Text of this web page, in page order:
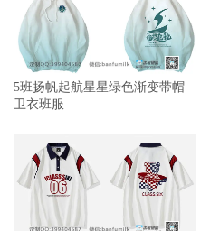
5班扬帆起航星星绿色渐变带帽
卫衣班服